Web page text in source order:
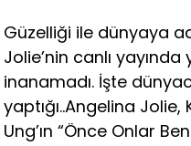
Güzelliği ile dünyaya
Jolie’nin canlı
inanamadı. İşte
yaptığı..Angelina
Ung’ın“Önce Onlar